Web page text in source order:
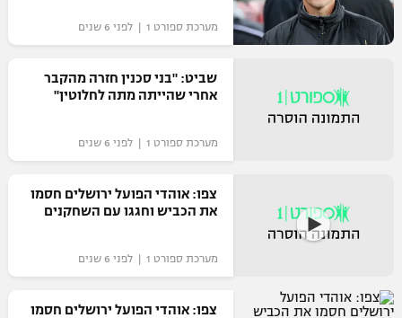
תגיות מערכת ספורט 1 | לפני 6 שנים
שביט: "בני סכנין חזרה מהקבר
אחרי שהייתה מתה לחלוטין"
מערכת ספורט 1 | לפני 6 שנים
צפו: אוהדי הפועל ירושלים חסמו
את הכביש וחגגו עם השחקנים
מערכת ספורט 1 | לפני 6 שנים
צפו: אוהדי הפועל ירושלים חסמו